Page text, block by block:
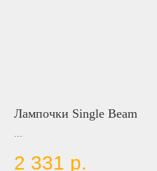
Лампочки Single Beam
6000K, 9-80V, (H1, H3, H7, H8/H11, H10,
2 331 р.